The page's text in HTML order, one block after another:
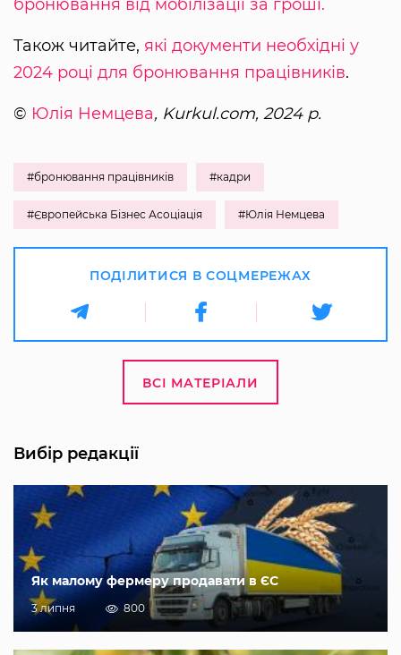
бронювання від мобілізації за гроші.
Також читайте, які документи необхідні у
2024 році для бронювання працівників.
© Юлія Немцева, Kurkul.com, 2024 р.
#бронювання працівників #кадри
#Європейська Бізнес Асоціація #Юлія Немцева
ПОДІЛИТИСЯ В СОЦМЕРЕЖАХ
ВСІ МАТЕРІАЛИ
Вибір редакції
Як малому фермеру продавати в ЄС
3 липня 800